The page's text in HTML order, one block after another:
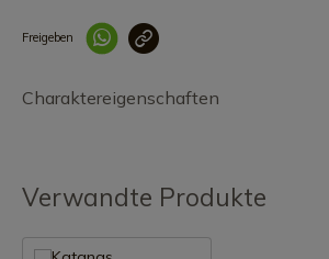
Freigeben
Charaktereigenschaften
Verwandte Produkte